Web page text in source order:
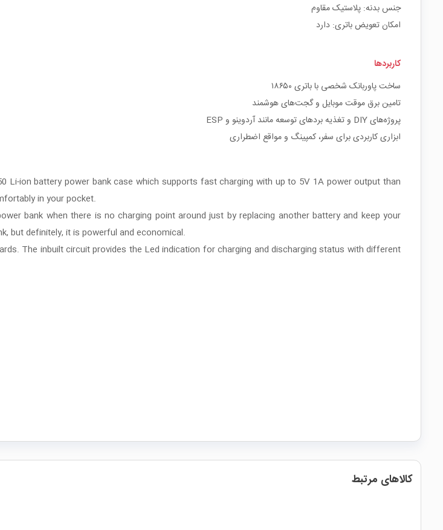
جنس بدنه: پلاستیک مقاوم
امکان تعویض باتری: دارد
کاربردها
ساخت پاوربانک شخصی با باتری ۱۸۶۵۰
تامین برق موقت موبایل و گجت‌های هوشمند
پروژه‌های DIY و تغذیه بردهای توسعه مانند آردوینو و ESP
ابزاری کاربردی برای سفر، کمپینگ و مواقع اضطراری
ion battery power bank case which supports fast charging with up to 5V 1A power output than
in your pocket.
bank when there is no charging point around just by replacing another battery and keep your
but definitely, it is powerful and economical.
The inbuilt circuit provides the Led indication for charging and discharging status with different
کالاهای مرتبط